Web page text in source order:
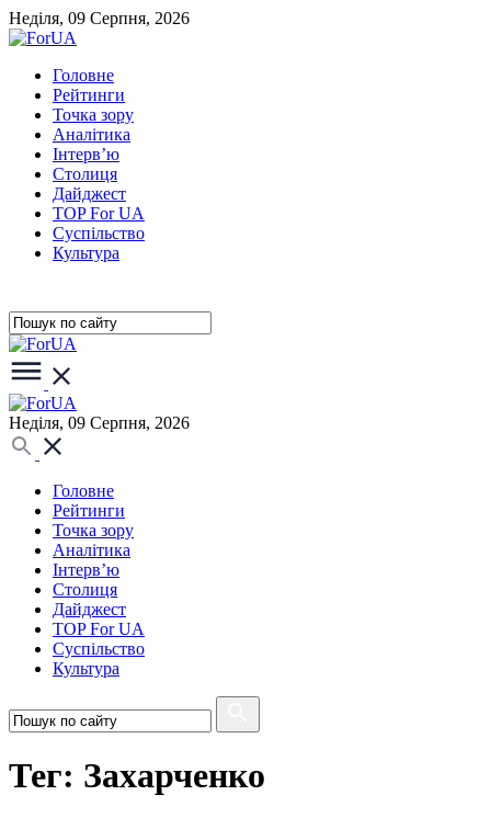
Неділя, 09 Серпня, 2026
Головне
Рейтинги
Точка зору
Аналітика
Інтерв’ю
Столиця
Дайджест
TOP For UA
Суспiльство
Культура
Неділя, 09 Серпня, 2026
Головне
Рейтинги
Точка зору
Аналітика
Інтерв’ю
Столиця
Дайджест
TOP For UA
Суспiльство
Культура
Тег: Захарченко